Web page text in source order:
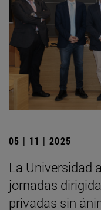
05 | 11 | 2025
La Universidad
jornadas
privadas sin